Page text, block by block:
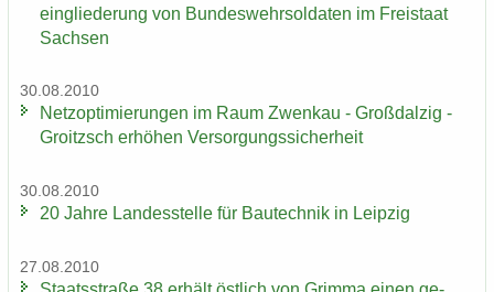
ein­glie­de­rung von Bun­des­wehr­sol­da­ten im Frei­staat
Sach­sen
30.08.2010
Netz­op­ti­mie­run­gen im Raum Zwenkau - Groß­dal­zig -
Groitzsch er­hö­hen Ver­sor­gungs­si­cher­heit
30.08.2010
20 Jahre Lan­des­stel­le für Bau­tech­nik in Leip­zig
27.08.2010